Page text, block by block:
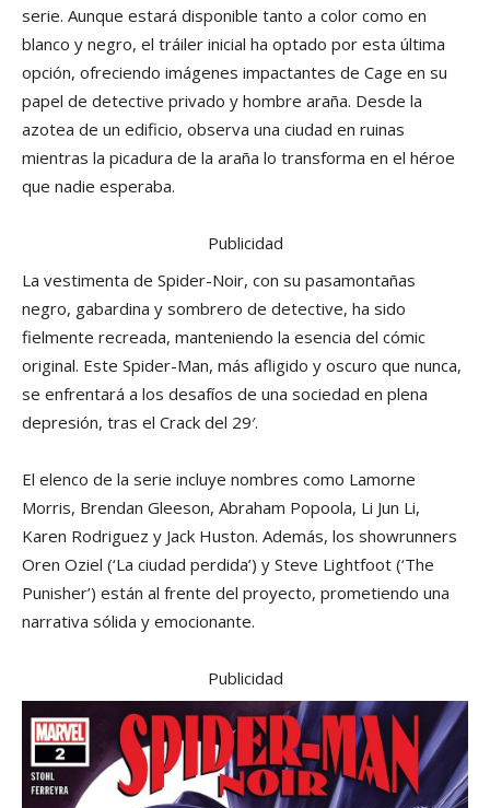
serie. Aunque estará disponible tanto a color como en
blanco y negro, el tráiler inicial ha optado por esta última
opción, ofreciendo imágenes impactantes de Cage en su
papel de detective privado y hombre araña. Desde la
azotea de un edificio, observa una ciudad en ruinas
mientras la picadura de la araña lo transforma en el héroe
que nadie esperaba.
Publicidad
La vestimenta de Spider-Noir, con su pasamontañas
negro, gabardina y sombrero de detective, ha sido
fielmente recreada, manteniendo la esencia del cómic
original. Este Spider-Man, más afligido y oscuro que nunca,
se enfrentará a los desafíos de una sociedad en plena
depresión, tras el Crack del 29′.
El elenco de la serie incluye nombres como Lamorne
Morris, Brendan Gleeson, Abraham Popoola, Li Jun Li,
Karen Rodriguez y Jack Huston. Además, los showrunners
Oren Oziel (‘La ciudad perdida’) y Steve Lightfoot (‘The
Punisher’) están al frente del proyecto, prometiendo una
narrativa sólida y emocionante.
Publicidad